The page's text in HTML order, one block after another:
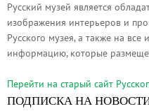
Искусство и
Онлайн-курсы
Современная
Виртуальные
Русский музей является
изображения интерьеров и
Русского музея, а также на
информацию, которые
Перейти на cтарый сайт
ПОДПИСКА НА